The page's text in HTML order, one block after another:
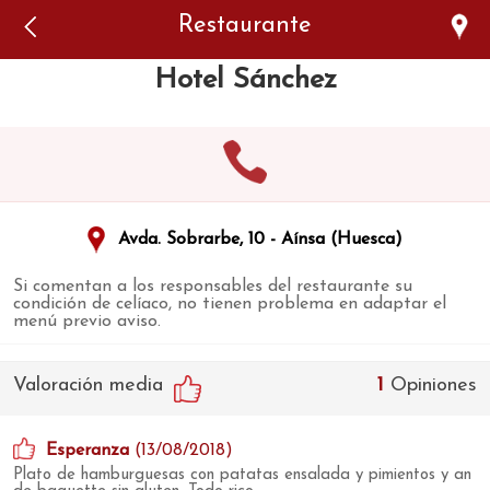
Restaurante
Hotel Sánchez
Avda. Sobrarbe, 10 - Aínsa (Huesca)
Si comentan a los responsables del restaurante su
condición de celíaco, no tienen problema en adaptar el
menú previo aviso.
1 Opiniones
Valoración media
Esperanza (13/08/2018)
Plato de hamburguesas con patatas ensalada y pimientos y an
authorized to show the cookie declaration for domain group
ID 546ddaab-b478-4440-aa8a-3b0205284212. Please add it to
the domain group in the Cookiebot Manager to authorize